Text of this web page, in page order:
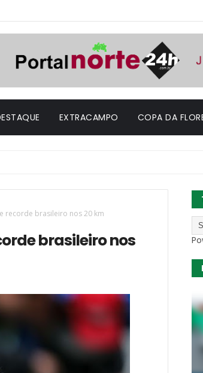
EXTRACAMPO COPA DA
recorde brasileiro nos 20 km
brasileiro nos